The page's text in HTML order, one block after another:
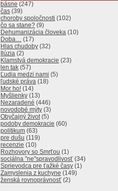
básne (247)
čas (39)
choroby spoločnosti (102)
čo sa stane? (9)
Dehumanizácia človeka (10)
Doba… (17)
Hlas chudoby (32)
Ilúzia (2)
Klamstvá demokracie (23)
len tak (57)
Ľudia medzi nami (5)
ľudské práva (18)
Mor ho! (14)
Myšlienky (13)
Nezaradené (446)
novodobé mýty (3)
Obyčajný život(5)
podoby demokracie (60)
politikum (63)
pre dušu (119)
recenzie (10)
Rozhovory so Smrťou (1)
sociálna "ne"spravodlivosť (34)
Sprievodca pre ťažké časy (1)
Zamyslenia z kuchyne (149)
ženská rovnoprávnosť (2)